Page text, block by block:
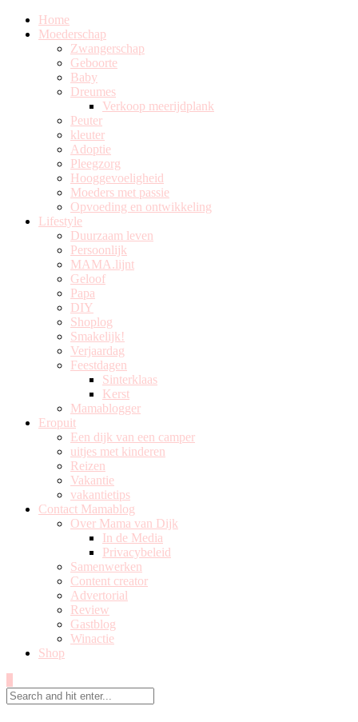
Home
Moederschap
Zwangerschap
Geboorte
Baby
Dreumes
Verkoop meerijdplank
Peuter
kleuter
Adoptie
Pleegzorg
Hooggevoeligheid
Moeders met passie
Opvoeding en ontwikkeling
Lifestyle
Duurzaam leven
Persoonlijk
MAMA.lijnt
Geloof
Papa
DIY
Shoplog
Smakelijk!
Verjaardag
Feestdagen
Sinterklaas
Kerst
Mamablogger
Eropuit
Een dijk van een camper
uitjes met kinderen
Reizen
Vakantie
vakantietips
Contact Mamablog
Over Mama van Dijk
In de Media
Privacybeleid
Samenwerken
Content creator
Advertorial
Review
Gastblog
Winactie
Shop